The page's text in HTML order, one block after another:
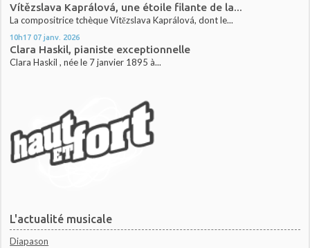
Vítězslava Kaprálová, une étoile filante de la...
La compositrice tchèque Vítězslava Kaprálová, dont le...
10h17 07 janv. 2026
Clara Haskil, pianiste exceptionnelle
Clara Haskil , née le 7 janvier 1895 à...
L'actualité musicale
Diapason